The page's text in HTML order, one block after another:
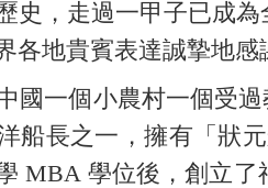
史，走過一甲子已成
各地貴賓表達誠摯地
國一個小農村一個受過
船長之一，擁有「狀
MBA 學位後，創立